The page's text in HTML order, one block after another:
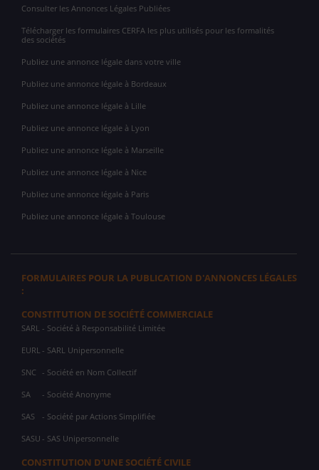
Consulter les Annonces Légales Publiées
Télécharger les formulaires CERFA les plus utilisés pour les formalités
des sociétés
Publiez une annonce légale dans votre ville
Publiez une annonce légale à Bordeaux
Publiez une annonce légale à Lille
Publiez une annonce légale à Lyon
Publiez une annonce légale à Marseille
Publiez une annonce légale à Nice
Publiez une annonce légale à Paris
Publiez une annonce légale à Toulouse
FORMULAIRES POUR LA PUBLICATION D'ANNONCES LÉGALES
:
CONSTITUTION DE SOCIÉTÉ COMMERCIALE
SARL - Société à Responsabilité Limitée
EURL - SARL Unipersonnelle
SNC - Société en Nom Collectif
SA - Société Anonyme
SAS - Société par Actions Simplifiée
SASU - SAS Unipersonnelle
CONSTITUTION D'UNE SOCIÉTÉ CIVILE